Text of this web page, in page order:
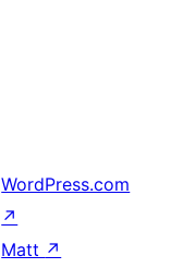
WordPress.com
↗
Matt ↗